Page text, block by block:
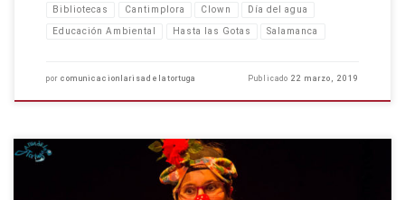
Bibliotecas Cantimplora Clown Día del agua
Educación Ambiental Hasta las Gotas Salamanca
por comunicacionlarisadelatortuga Publicado22 marzo, 2019